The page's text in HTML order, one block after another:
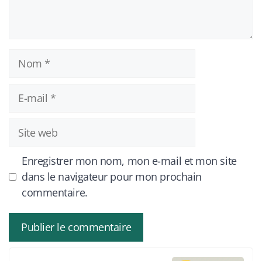
Nom
mail
Site
web
Enregistrer mon nom, mon e-mail et mon site
dans le navigateur pour mon prochain
commentaire.